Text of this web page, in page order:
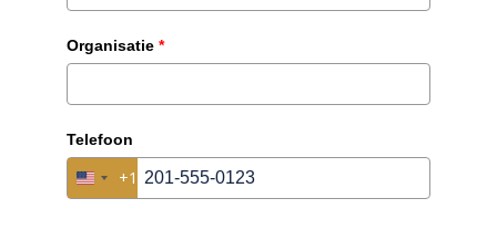
Herhaling wegens succes !
Organisatie *
Telefoon
United States +1
+1